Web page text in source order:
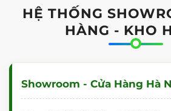
HỆ THỐNG
HÀNG - KHO
Showroom - Cửa Hàng Hà